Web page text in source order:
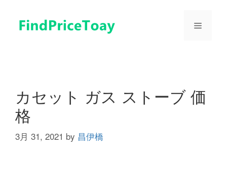
メ
カセット ガス ストーブ 価
格
3月 31, 2021 by 昌伊橋